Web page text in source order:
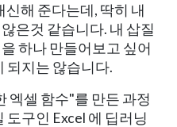
신해 준다는데, 딱히 내
은것 같습니다. 내 삽질
하나 만들어보고 싶어
되지는 않습니다.
엑셀 함수"를 만든 과정
도구인 Excel 에 딥러닝